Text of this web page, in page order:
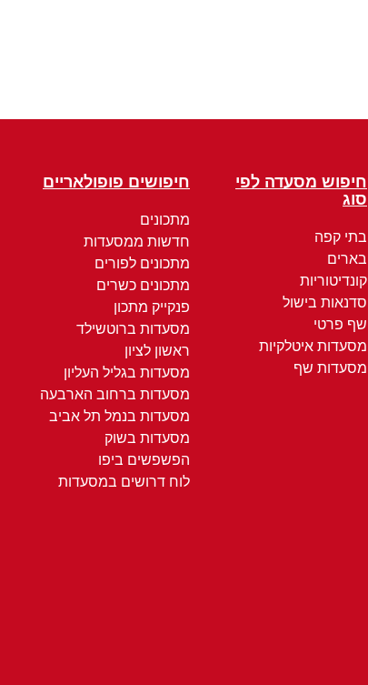
חיפוש מסעדה לפי
סוג
בתי קפה
בארים
קונדיטוריות
סדנאות בישול
שף פרטי
מסעדות איטלקיות
מסעדות שף
חיפושים פופולאריים
מתכונים
חדשות ממסעדות
מתכונים לפורים
מתכונים כשרים
פנקייק מתכון
מסעדות ברוטשילד
ראשון לציון
מסעדות בגליל העליון
מסעדות ברחוב הארבעה
מסעדות בנמל תל אביב
מסעדות בשוק
הפשפשים ביפו
לוח דרושים במסעדות